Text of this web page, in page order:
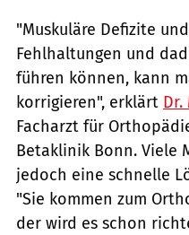
"Muskuläre Defizite
Fehlhaltungen und
führen können, kann
korrigieren", erklärt Dr.
Facharzt für
Betaklinik Bonn. Viele
jedoch eine schnelle
"Sie kommen zum
der wird es schon